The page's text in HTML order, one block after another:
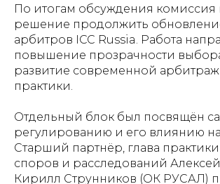
По итогам обсуждения комиссия
решение продолжить
арбитров ICC Russia. Работа
повышение прозрачности
развитие современной
практики.
Отдельный блок был посвящён
регулированию и его влиянию
Старший партнёр, глава
споров и расследований
Кирилл Струнников (ОК РУСАЛ)